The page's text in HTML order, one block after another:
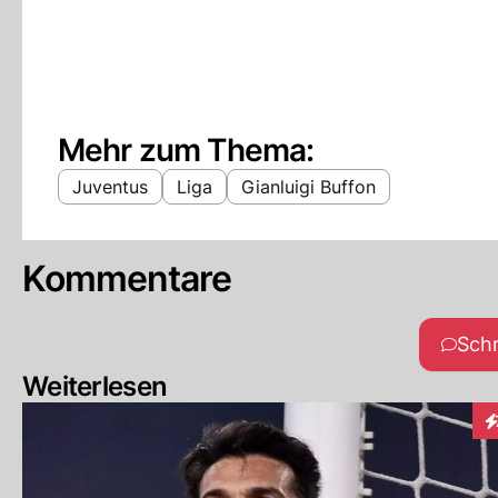
Mehr zum Thema:
Juventus Liga Gianluigi Buffon
Kommentare
Weiterlesen